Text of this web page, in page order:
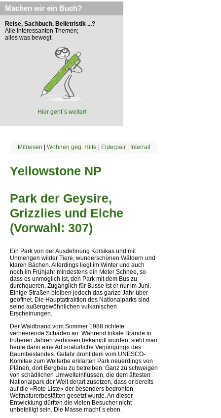
Machen wir ein Buch?
Reise, Sachbuch, Belletristik ...?
Alle interessanten Themen;
alles was bewegt.
Hier geht´s weiter!
Mitreisen | Wohnen geg. Hilfe | Elderpair| Interrail
Yellowstone NP
Park der Geysire,
Grizzlies und Elche
(Vorwahl: 307)
Ein Park von der Ausdehnung Korsikas und mit
Unmengen wilder Tiere, wunderschönen Wäldern und
klaren Bächen. Allerdings liegt im Winter und auch
noch im Frühjahr mindestens ein Meter Schnee, so
dass es unmöglich ist, den Park mit dem Bus zu
durchqueren. Zugänglich für Busse ist er nur im Juni.
Einige Straßen bleiben jedoch das ganze Jahr über
geöffnet. Die Hauptattraktion des Nationalparks sind
seine außergewöhnlichen vulkanischen
Erscheinungen.
Der Waldbrand vom Sommer 1988 richtete
verheerende Schäden an. Während lokale Brände in
früheren Jahren verbissen bekämpft wurden, sieht man
heute darin eine Art »natürliche Verjüngung« des
Baumbestandes. Gefahr droht dem vom UNESCO-
Komitee zum Welterbe erklärten Park neuerdings von
Plänen, dort Bergbau zu betreiben. Ganz zu schweigen
von schädlichen Umwelteinflüssen, die dem ältesten
Nationalpark der Welt derart zusetzen, dass er bereits
auf die »Rote Liste« der besonders bedrohten
Weltnaturerbestätten gesetzt wurde. An dieser
Entwicklung dürften die vielen Besucher nicht
unbeteiligt sein. Die Masse macht´s eben.